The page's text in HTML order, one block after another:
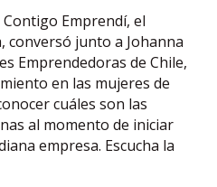
Emprendí, el
conversó junto a Johanna
Emprendedoras de Chile,
en las mujeres de
cuáles son las
al momento de iniciar
empresa. Escucha la